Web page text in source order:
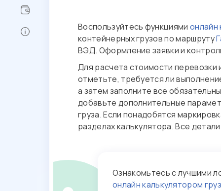
Воспользуйтесь функциями онлайн
контейнерных грузов по маршруту
ВЭД. Оформление заявки и
Для расчета стоимости перевозки
отметьте, требуется ли
а затем заполните все
добавьте дополнительные
груза. Если понадобятся
разделах калькулятора. Все
Ознакомьтесь с лучшими
онлайн калькулятором